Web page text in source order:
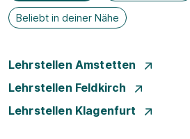
Beliebt in deiner Nähe
Lehrstellen Amstetten
Lehrstellen Feldkirch
Lehrstellen Klagenfurt